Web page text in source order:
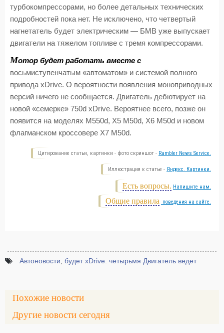
турбокомпрессорами, но более детальных технических
подробностей пока нет. Не исключено, что четвертый
нагнетатель будет электрическим — БМВ уже выпускает
двигатели на тяжелом топливе с тремя компрессорами.
Мотор будет работать вместе с
восьмиступенчатым «автоматом» и системой полного
привода xDrive. О вероятности появления моноприводных
версий ничего не сообщается. Двигатель дебютирует на
новой «семерке» 750d xDrive. Вероятнее всего, позже он
появится на моделях M550d, X5 M50d, X6 M50d и новом
флагманском кроссовере X7 M50d.
Цитирование статьи, картинки - фото скриншот - Rambler News Service.
Иллюстрация к статье - Яндекс. Картинки.
Есть вопросы. Напишите нам.
Общие правила поведения на сайте.
Автоновости будет xDrive. четырьмя Двигатель ведет
Похожие новости
Другие новости сегодня